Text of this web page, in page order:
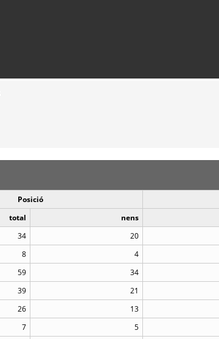
Posició
total nens
34 20
8 4
59 34
39 21
26 13
7 5